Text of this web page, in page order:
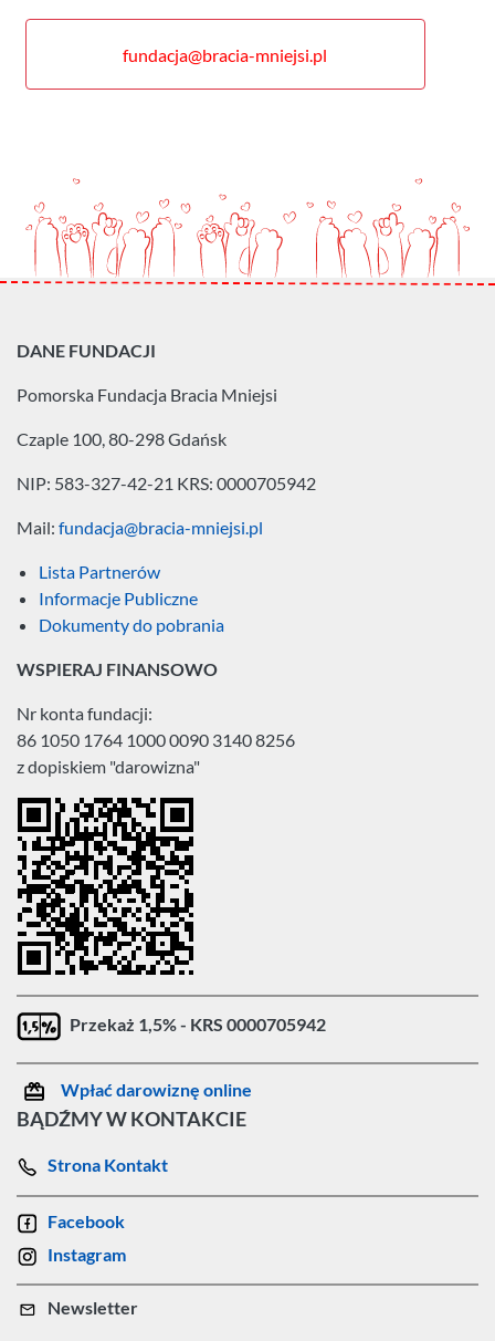
fundacja@bracia-mniejsi.pl
DANE FUNDACJI
Pomorska Fundacja Bracia Mniejsi
Czaple 100, 80-298 Gdańsk
NIP: 583-327-42-21 KRS: 0000705942
Mail: fundacja@bracia-mniejsi.pl
Lista Partnerów
Informacje Publiczne
Dokumenty do pobrania
WSPIERAJ FINANSOWO
Nr konta fundacji:
86 1050 1764 1000 0090 3140 8256
z dopiskiem "darowizna"
Przekaż 1,5% - KRS 0000705942
Wpłać darowiznę online
BĄDŹMY W KONTAKCIE
Strona Kontakt
Facebook
Instagram
Newsletter